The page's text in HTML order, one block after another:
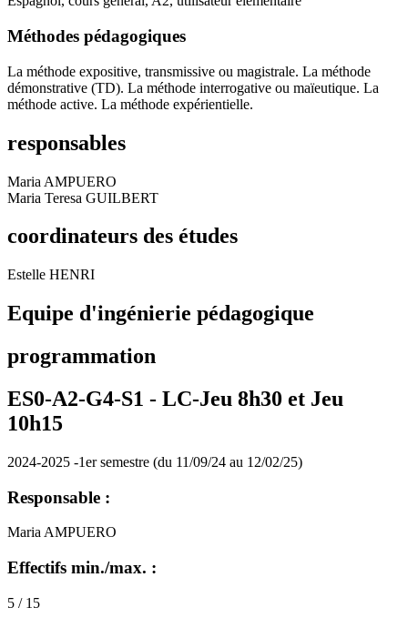
Méthodes pédagogiques
La méthode expositive, transmissive ou magistrale. La méthode
démonstrative (TD). La méthode interrogative ou maïeutique. La
méthode active. La méthode expérientielle.
responsables
Maria AMPUERO
Maria Teresa GUILBERT
coordinateurs des études
Estelle HENRI
Equipe d'ingénierie pédagogique
programmation
ES0-A2-G4-S1 - LC-Jeu 8h30 et Jeu
10h15
2024-2025 -1er semestre (du 11/09/24 au 12/02/25)
Responsable :
Maria AMPUERO
Effectifs min./max. :
5 / 15